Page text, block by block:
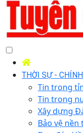
THỜI SỰ -
Tin trong
Tin trong
Xây dựng
Bảo vệ